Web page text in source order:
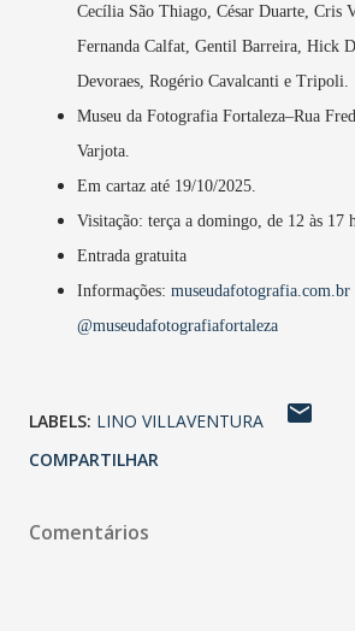
Cecília São Thiago, César Duarte, Cris
Fernanda Calfat, Gentil Barreira, Hick
Devoraes, Rogério Cavalcanti e Tripoli.
Museu da Fotografia Fortaleza–Rua
Varjota.
Em cartaz até 19/10/2025.
Visitação: terça a domingo, de 12 às 17
Entrada gratuita
Informações: museudafotografia.com.br
@museudafotografiafortaleza
LABELS: LINO VILLAVENTURA
COMPARTILHAR
Comentários